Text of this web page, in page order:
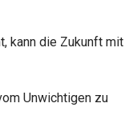
kann die Zukunft mit
Unwichtigen zu